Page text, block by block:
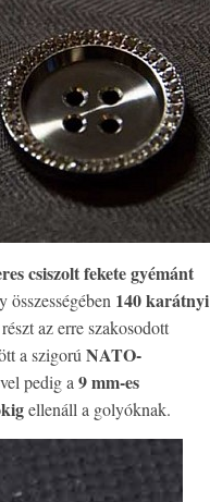
csiszolt fekete gyémánt
140 karátnyi
az erre szakosodott
a szigorú NATO-
pedig a 9 mm-es
ellenáll a golyóknak.